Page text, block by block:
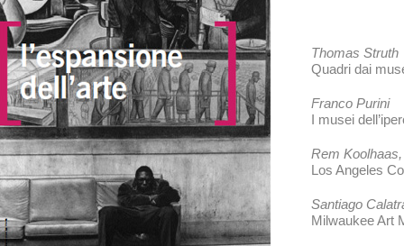
Thomas Struth
Quadri dai
Franco Purini
I musei
Rem
Los Angeles
Santiago
Milwaukee Art